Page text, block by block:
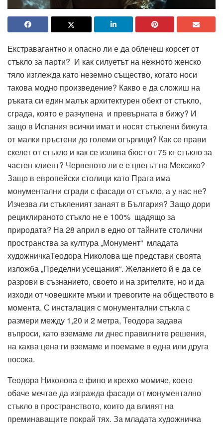
Екстравагантно и опасно ли е да облечеш корсет от
стъкло за парти? И как силуетът на нежното женско
тяло изглежда като неземно същество, когато носи
такова модно произведение? Какво е да сложиш на
ръката си един малък архитектурен обект от стъкло,
сграда, която е разчупена и превърната в бижу? И
защо в Испания всички имат и носят стъклени бижута
от малки пръстени до големи огърлици? Как се прави
скелет от стъкло и как се излива бюст от 75 кг стъкло за
частен клиент? Червеното ли е е цветът на Мексико?
Защо в европейски столици като Прага има
монументални сгради с фасади от стъкло, а у нас не?
Изчезва ли стъкленият занаят в България? Защо дори
рециклираното стъкло не е 100% щадящо за
природата? На 28 април в едно от тайните столични
пространства за култура „Монумент“ младата
художничкаТеодора Николова ще представи своята
изложба „Пределни усещания“. Желанието й е да се
разрови в съзнанието, своето и на зрителите, но и да
изходи от човешките мъки и тревогите на обществото в
момента. С инсталация с монументални стъкла с
размери между 1,20 и 2 метра, Теодора задава
въпроси, като вземаме ли днес правилните решения,
на каква цена ги вземаме и поемаме в една или друга
посока.
Теодора Николова е фино и крехко момиче, което
обаче мечтае да изгражда фасади от монументално
стъкло в пространството, които да влияят на
преминаващите покрай тях. За младата художничка